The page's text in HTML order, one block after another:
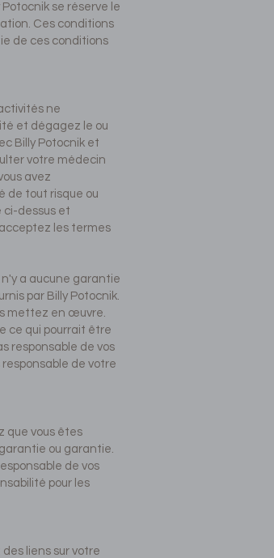
se réserve le
Ces conditions
de ces conditions
ne
et dégagez le ou
Billy Potocnik et
votre médecin
avez
de tout risque ou
ci-dessus et
les termes
n'y a aucune garantie
par Billy Potocnik.
mettez en œuvre.
ce qui pourrait être
responsable de vos
de votre
que vous êtes
ou garantie.
de vos
pour les
liens sur votre